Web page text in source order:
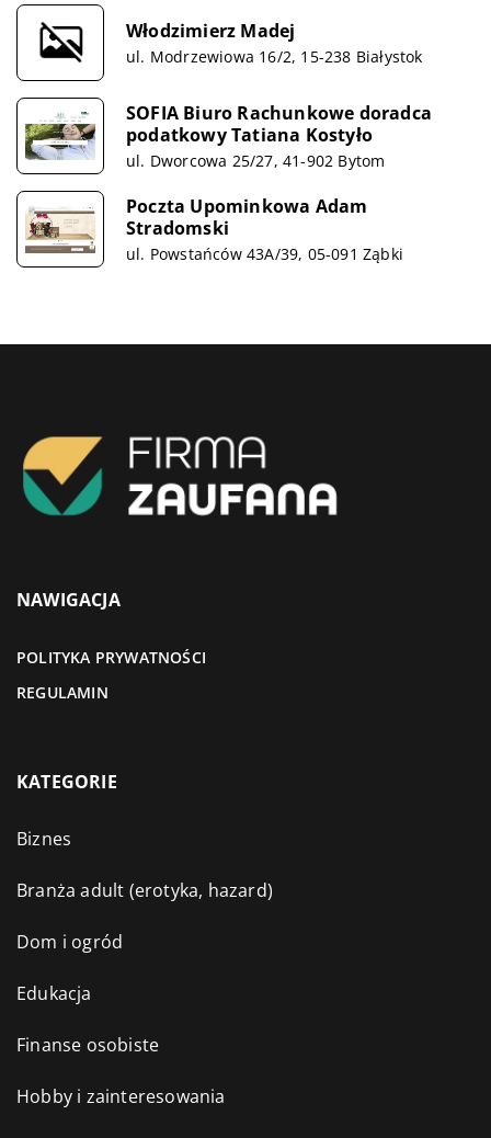
Włodzimierz Madej
ul. Modrzewiowa 16/2, 15-238 Białystok
SOFIA Biuro Rachunkowe doradca
podatkowy Tatiana Kostyło
ul. Dworcowa 25/27, 41-902 Bytom
Poczta Upominkowa Adam
Stradomski
ul. Powstańców 43A/39, 05-091 Ząbki
NAWIGACJA
POLITYKA PRYWATNOŚCI
REGULAMIN
KATEGORIE
Biznes
Branża adult (erotyka, hazard)
Dom i ogród
Edukacja
Finanse osobiste
Hobby i zainteresowania